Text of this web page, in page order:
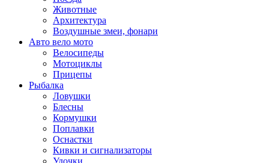
Животные
Архитектура
Воздушные змеи, фонари
Авто вело мото
Велосипеды
Мотоциклы
Прицепы
Рыбалка
Ловушки
Блесны
Кормушки
Поплавки
Оснастки
Кивки и сигнализаторы
Удочки